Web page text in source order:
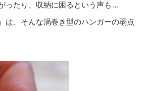
ったり、収納に困るという声も…
は、そんな渦巻き型のハンガーの弱点